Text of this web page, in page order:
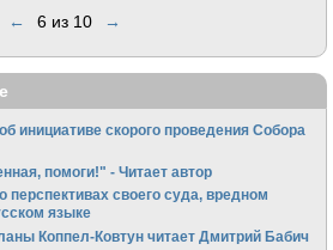
← 6 из 10 →
инициативе скорого проведения Собора
помоги!" - Читает автор
перспективах своего суда, вредном
языке
Коппел-Ковтун читает Дмитрий Бабич